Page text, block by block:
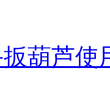
葫芦使